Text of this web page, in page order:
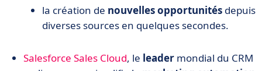
la création de nouvelles opportunités depuis
diverses sources en quelques secondes.
Salesforce Sales Cloud, le leader mondial du CRM